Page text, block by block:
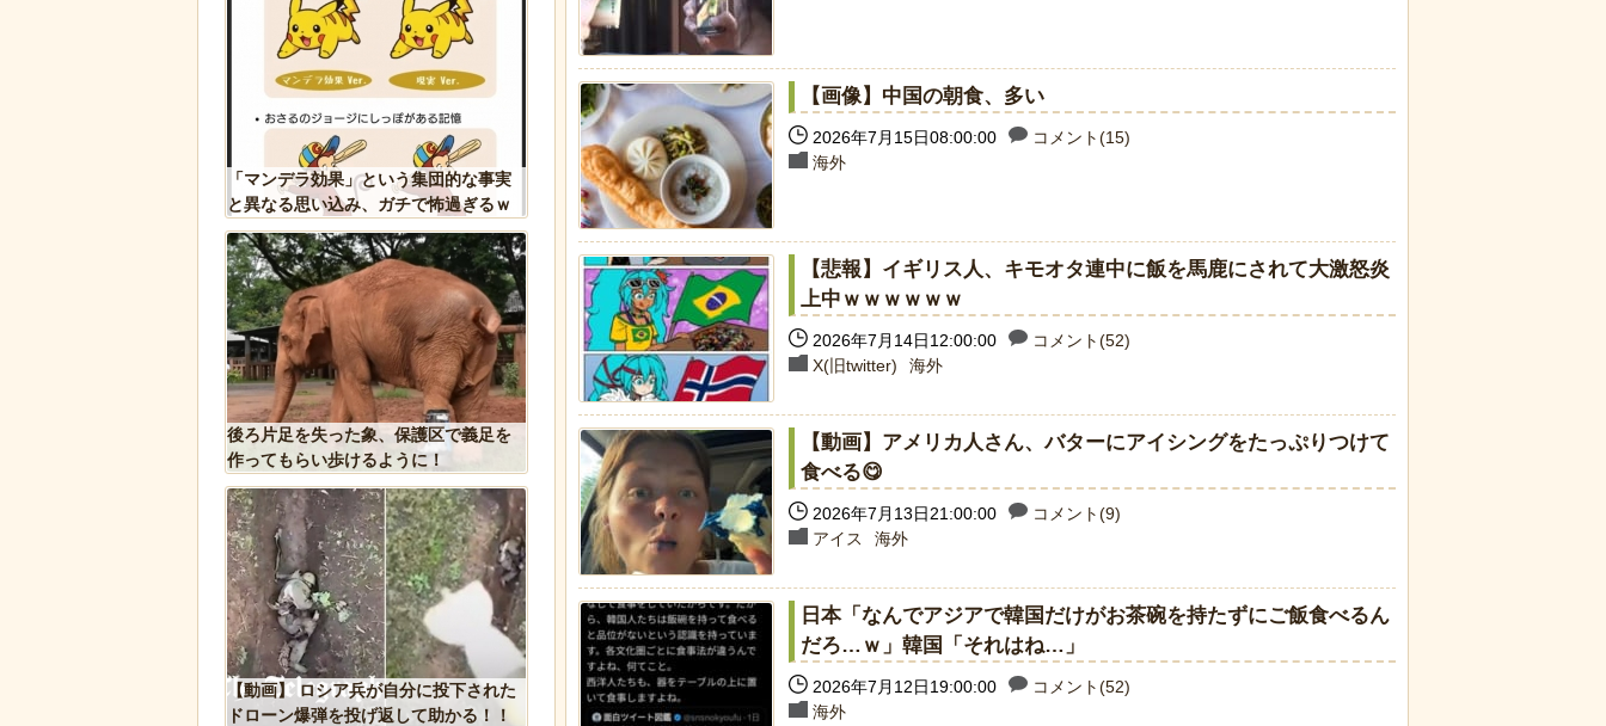
【画像】中国の朝食、多い
2026年7月15日08:00:00
コメント(15)
海外
【悲報】イギリス人、キモオタ連中に飯を馬鹿にされて大激怒炎
上中ｗｗｗｗｗｗ
2026年7月14日12:00:00
コメント(52)
X(旧twitter)
海外
【動画】アメリカ人さん、バターにアイシングをたっぷりつけて
食べる😋
2026年7月13日21:00:00
コメント(9)
アイス
海外
日本「なんでアジアで韓国だけがお茶碗を持たずにご飯食べるん
だろ…ｗ」韓国「それはね…」
2026年7月12日19:00:00
コメント(52)
海外
「マンデラ効果」という集団的な事実
と異なる思い込み、ガチで怖過ぎるｗ
ｗｗｗｗｗｗｗｗｗｗｗ
後ろ片足を失った象、保護区で義足を
作ってもらい歩けるように！
【動画】 ロシア兵が自分に投下された
ドローン爆弾を投げ返して助かる！！
岸田に投げられた物、発煙筒ではなく
パイプ爆弾と判明
チャットGPTで「デーモン小暮」を調
べた結果
迷子のウサギが警察に保護され、正式
な「警察ウサギ」となる
石を卵と思い込み温め続けていたハク
れ、お世話をするように【続編】
【画像】ディズニー『リトル・マーメ
【ネタ】玄関ドアに貼るとセールスを
イフハックが話題にｗ